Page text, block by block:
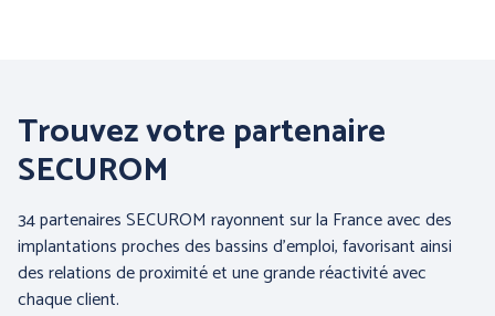
CEPOVETT SAS
CHATARD
(Roan'Panchos)
Trouvez votre partenaire
SECUROM
34 partenaires SECUROM rayonnent sur la France avec des
implantations proches des bassins d’emploi, favorisant ainsi
des relations de proximité et une grande réactivité avec
chaque client.